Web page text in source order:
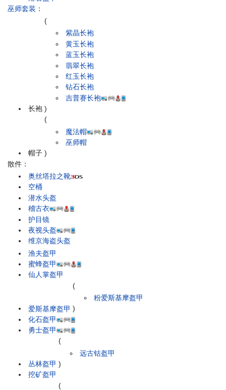
巫师套装 ：
长袍
(
紫晶长袍
黄玉长袍
蓝玉长袍
翡翠长袍
红玉长袍
钻石长袍
吉普赛长袍
)
帽子
(
魔法帽
巫师帽
)
散件：
奥丝塔拉之靴
空桶
潜水头盔
稽古衣
护目镜
夜视头盔
维京海盗头盔
渔夫盔甲
蜜蜂盔甲
仙人掌盔甲
爱斯基摩盔甲
(
粉爱斯基摩盔甲
)
化石盔甲
勇士盔甲
丛林盔甲
(
远古钴盔甲
)
挖矿盔甲
(